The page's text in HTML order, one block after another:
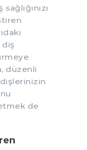
diş
düzenli
de